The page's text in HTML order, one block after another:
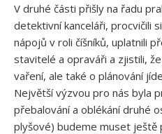
V druhé části přišly na řadu
detektivní kanceláři, procvičili
nápojů v roli číšníků, uplatnili
stavitelé a opraváři a zjistili,
vaření, ale také o plánování
Největší výzvou pro nás byla
přebalování a oblékání druhé
plyšové) budeme muset ještě